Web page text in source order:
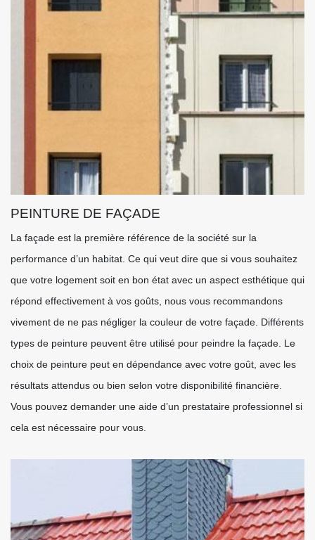
PEINTURE DE FAÇADE
La façade est la première référence de la société sur la
performance d’un habitat. Ce qui veut dire que si vous souhaitez
que votre logement soit en bon état avec un aspect esthétique qui
répond effectivement à vos goûts, nous vous recommandons
vivement de ne pas négliger la couleur de votre façade. Différents
types de peinture peuvent être utilisé pour peindre la façade. Le
choix de peinture peut en dépendance avec votre goût, avec les
résultats attendus ou bien selon votre disponibilité financière.
Vous pouvez demander une aide d’un prestataire professionnel si
cela est nécessaire pour vous.